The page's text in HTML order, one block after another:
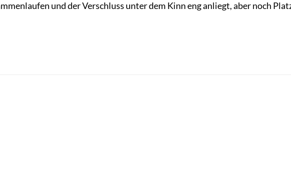
und der Verschluss unter dem Kinn eng anliegt, aber noch